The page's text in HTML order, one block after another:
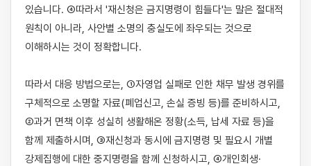
있습니다. ④따라서 '재신청은 금지명령이 힘들다'는 말은 절대적
원칙이 아니라, 사안별 소명의 충실도에 좌우되는 것으로
이해하시는 것이 정확합니다.
따라서 대응 방법으로는, ①자영업 실패로 인한 채무 발생 경위를
구체적으로 소명할 자료(폐업신고, 손실 증빙 등)를 준비하시고,
②과거 면책 이후 성실히 생활해온 정황(소득, 납세 자료 등)을
함께 제출하시며, ③재신청과 동시에 금지명령 및 필요시 개별
강제집행에 대한 중지명령을 함께 신청하시고, ④개인회생·